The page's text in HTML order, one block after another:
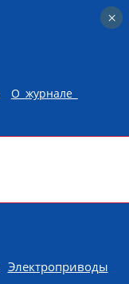
О журнале
Электроприводы
×
×